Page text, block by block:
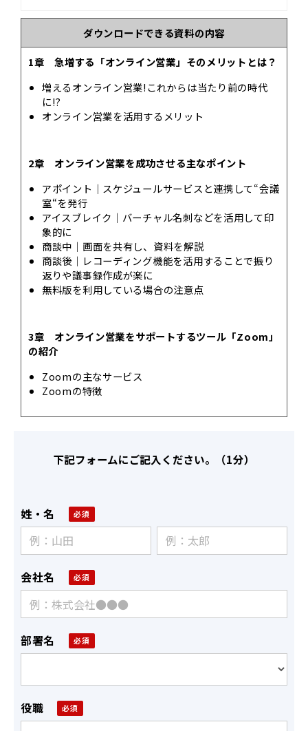
ダウンロードできる資料の内容
1章 急増する「オンライン営業」そのメリットとは？
増えるオンライン営業!これからは当たり前の時代
に!?
オンライン営業を活用するメリット
2章 オンライン営業を成功させる主なポイント
アポイント｜スケジュールサービスと連携して“会議
室“を発行
アイスブレイク｜バーチャル名刺などを活用して印
象的に
商談中｜画面を共有し、資料を解説
商談後｜レコーディング機能を活用することで振り
返りや議事録作成が楽に
無料版を利用している場合の注意点
3章 オンライン営業をサポートするツール「Zoom」
の紹介
Zoomの主なサービス
Zoomの特徴
下記フォームにご記入ください。（1分）
姓・名
会社名
部署名
役職